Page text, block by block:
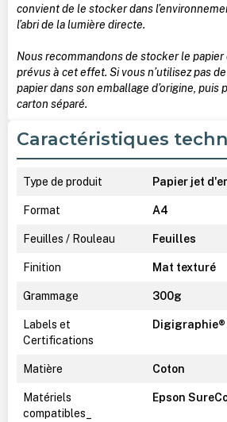
convient de le stocker dans
l’abri de la lumière directe.
Nous recommandons de stocker le papier
prévus à cet effet. Si vous n’utilisez pas
papier dans son emballage d’origine, puis
carton séparé.
Caractéristiques
Type de produit Papier jet
Format A4
Feuilles / Rouleau Feuilles
Finition Mat texturé
Grammage 300g
Labels et
Certifications
Digigraphie®
Matière Coton
Matériels
compatibles_
Epson